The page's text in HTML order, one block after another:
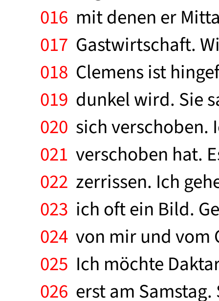
016 mit denen er
017 Gastwirtschaft.
018 Clemens ist
019 dunkel wird. Sie
020 sich verschoben.
021 verschoben hat.
022 zerrissen. Ich
023 ich oft ein Bild.
024 von mir und vom
025 Ich möchte
026 erst am